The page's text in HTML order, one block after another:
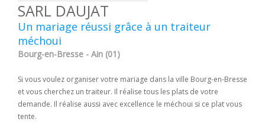
SARL DAUJAT
Un mariage réussi grâce à un traiteur
méchoui
Bourg-en-Bresse - Ain (01)
Si vous voulez organiser votre mariage dans la ville Bourg-en-Bresse
et vous cherchez un traiteur. Il réalise tous les plats de votre
demande. Il réalise aussi avec excellence le méchoui si ce plat vous
tente.